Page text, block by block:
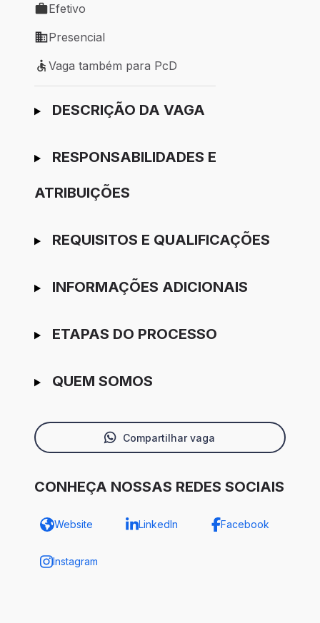
Tipo de vaga: Efetivo
Efetivo
Modelo de trabalho: Presencial
Presencial
Vaga também para PcD
Vaga também para PcD
Ir para candidatura
DESCRIÇÃO DA VAGA
RESPONSABILIDADES E
ATRIBUIÇÕES
REQUISITOS E QUALIFICAÇÕES
INFORMAÇÕES ADICIONAIS
ETAPAS DO PROCESSO
QUEM SOMOS
Compartilhar vaga
CONHEÇA NOSSAS REDES SOCIAIS
Website LinkedIn Facebook
Instagram